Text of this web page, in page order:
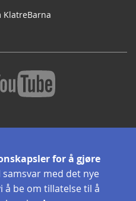
for å gjøre
samsvar med det nye
å be om tillatelse til å
KlatreBarna